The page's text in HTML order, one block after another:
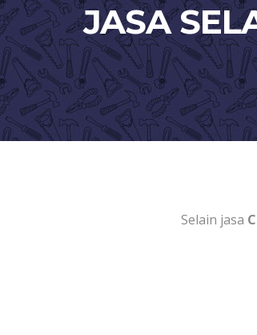
JASA
Selain jasa